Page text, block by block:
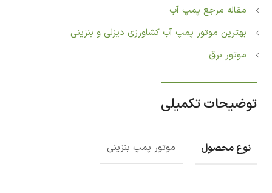
مقاله مرجع پمپ آب
بهترین موتور پمپ آب کشاورزی دیزلی و بنزینی
موتور برق
توضیحات تکمیلی
نوع محصول موتور پمپ بنزینی